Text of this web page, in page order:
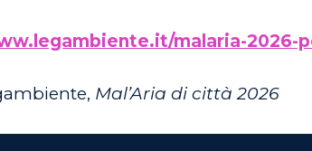
malaria-2026-
Mal’Aria di città 2026